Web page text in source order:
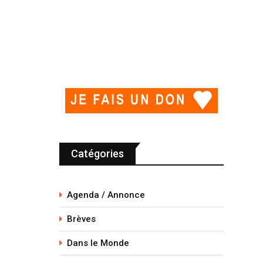
Catégories
Agenda / Annonce
Brèves
Dans le Monde